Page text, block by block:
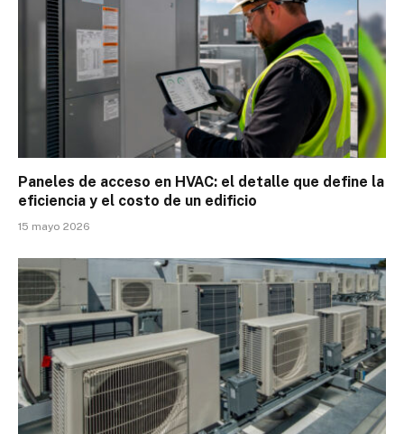
Paneles de acceso en HVAC: el detalle que define la
eficiencia y el costo de un edificio
15 mayo 2026